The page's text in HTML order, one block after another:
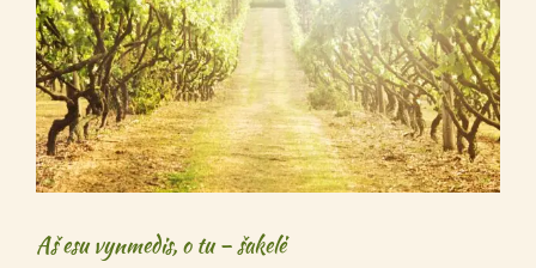
Aš esu vynmedis, o tu – šakelė
Aš esu vynmedis, o tu – šakelė